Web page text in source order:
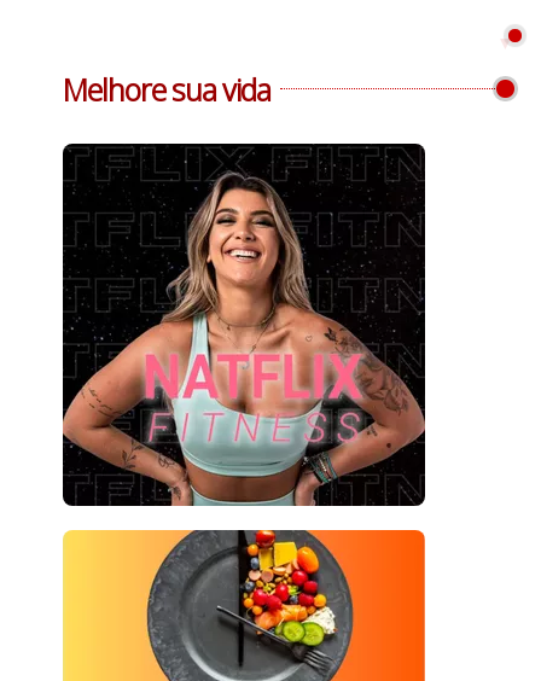
Melhore sua vida